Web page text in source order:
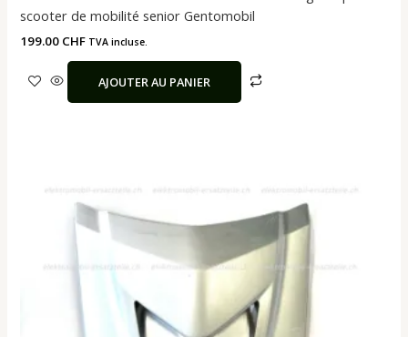
scooter de mobilité senior Gentomobil
199.00 CHF TVA incluse.
AJOUTER AU PANIER